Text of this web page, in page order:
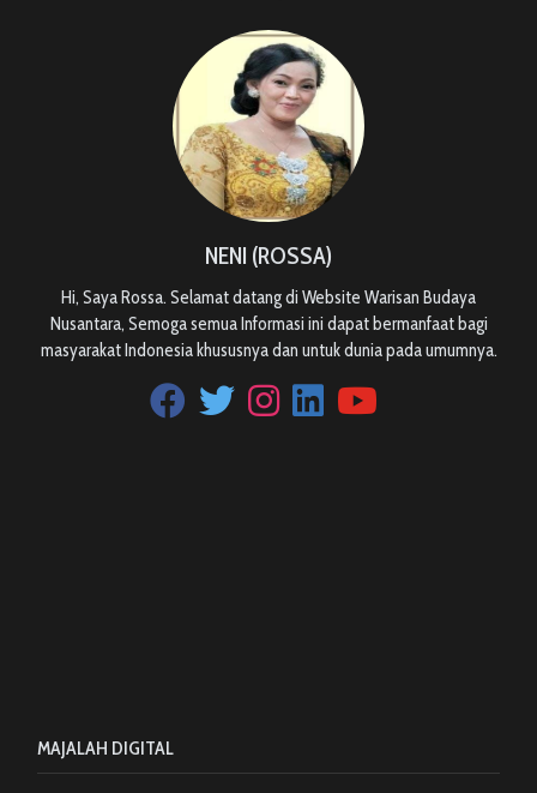
NENI (ROSSA)
Hi, Saya Rossa. Selamat datang di Website Warisan Budaya
Nusantara, Semoga semua Informasi ini dapat bermanfaat bagi
masyarakat Indonesia khususnya dan untuk dunia pada umumnya.
MAJALAH DIGITAL